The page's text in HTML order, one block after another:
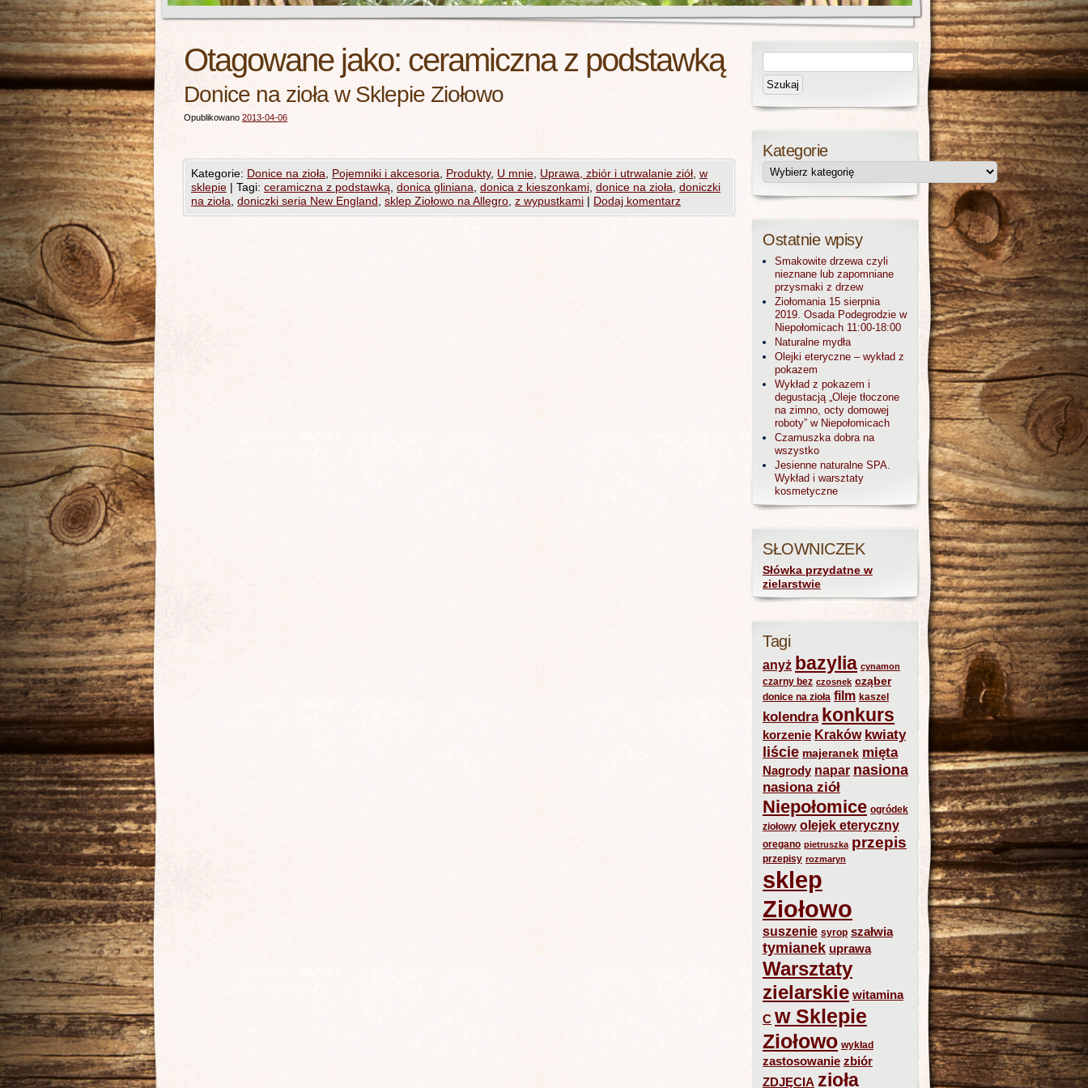
Otagowane jako: ceramiczna z podstawką
Donice na zioła w Sklepie Ziołowo
Opublikowano 2013-04-06
Kategorie: Donice na zioła Pojemniki i akcesoria Produkty, U mnie Uprawa, zbiór i utrwalanie ziół w
sklepie | Tagi: ceramiczna z podstawką donica gliniana donica z kieszonkami donice na zioła doniczki
na zioła doniczki seria New England sklep Ziołowo na Allegro z wypustkami | Dodaj komentarz
Kategorie
Ostatnie wpisy
Smakowite drzewa czyli
nieznane lub zapomniane
przysmaki z drzew
Ziołomania 15 sierpnia
2019. Osada Podegrodzie w
Niepołomicach 11:00-18:00
Naturalne mydła
Olejki eteryczne – wykład z
pokazem
Wykład z pokazem i
degustacją „Oleje tłoczone
na zimno, octy domowej
roboty” w Niepołomicach
Czarnuszka dobra na
wszystko
Jesienne naturalne SPA.
Wykład i warsztaty
kosmetyczne
SŁOWNICZEK
Słówka przydatne w
zielarstwie
Tagi
anyż bazylia cynamon
czarny bez czosnek cząber
donice na zioła film kaszel
kolendra konkurs
korzenie Kraków kwiaty
liście majeranek mięta
Nagrody napar nasiona
nasiona ziół
Niepołomice ogródek
ziołowy olejek eteryczny
oregano pietruszka przepis
przepisy rozmaryn
sklep
Ziołowo
suszenie syrop szałwia
tymianek uprawa
Warsztaty
zielarskie witamina
C w Sklepie
Ziołowo wykład
zastosowanie zbiór
ZDJĘCIA zioła